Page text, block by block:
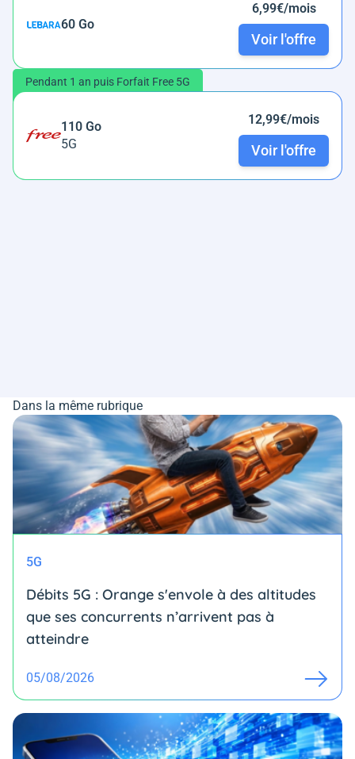
60 Go
6,99€/mois
Voir l'offre
Pendant 1 an puis Forfait Free 5G
110 Go
5G
12,99€/mois
Voir l'offre
Dans la même rubrique
5G
Débits 5G : Orange s'envole à des altitudes
que ses concurrents n’arrivent pas à
atteindre
05/08/2026